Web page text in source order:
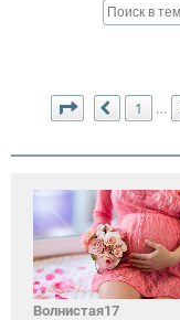
Страница 209
Пред.
1 …
Волнистая17